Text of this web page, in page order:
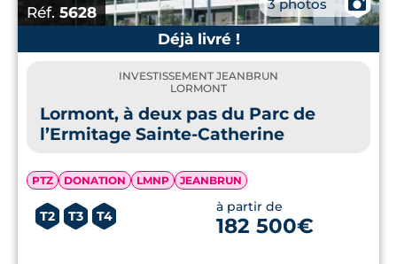
Réf. 5628 3 photos
📷
Déjà livré !
INVESTISSEMENT JEANBRUN
LORMONT
Lormont, à deux pas du Parc de
l’Ermitage Sainte-Catherine
PTZ DONATION LMNP JEANBRUN
T2 T3 T4
à partir de
182 500€